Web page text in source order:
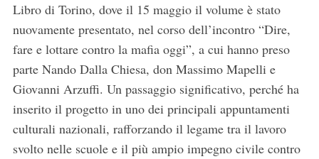
Libro di Torino, dove il 15 maggio il volume è stato
nuovamente presentato, nel corso dell’incontro “Dire,
fare e lottare contro la mafia oggi”, a cui hanno preso
parte Nando Dalla Chiesa, don Massimo Mapelli e
Giovanni Arzuffi. Un passaggio significativo, perché ha
inserito il progetto in uno dei principali appuntamenti
culturali nazionali, rafforzando il legame tra il lavoro
svolto nelle scuole e il più ampio impegno civile contro
c
h
f
: